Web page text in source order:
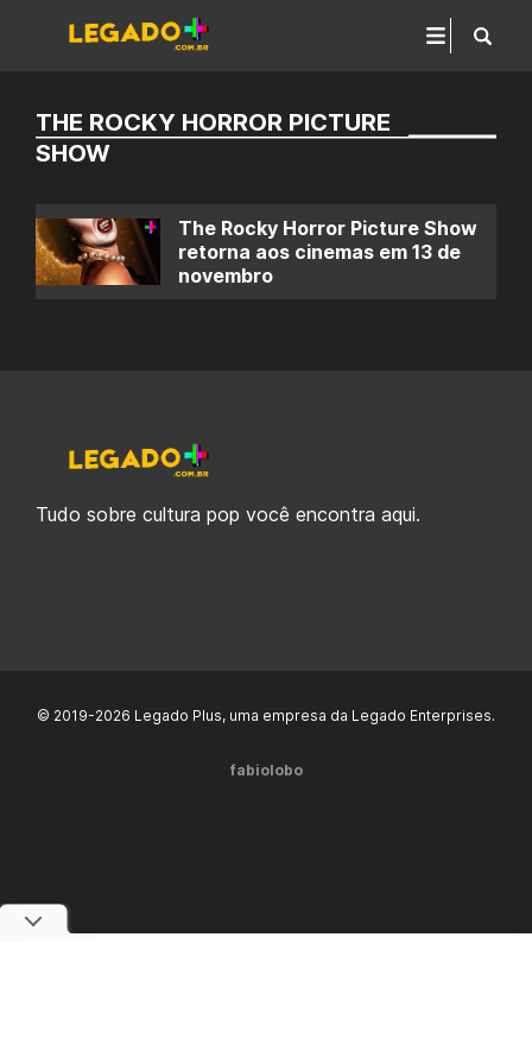
THE ROCKY HORROR PICTURE
SHOW
The Rocky Horror Picture Show
retorna aos cinemas em 13 de
novembro
Tudo sobre cultura pop você encontra aqui.
© 2019-2026 Legado Plus, uma empresa da Legado Enterprises.
fabiolobo